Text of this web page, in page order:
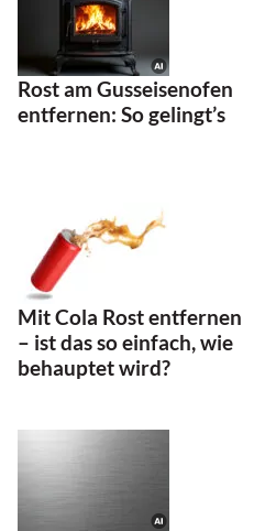
Rost am Gusseisenofen
entfernen: So gelingt’s
Mit Cola Rost entfernen
– ist das so einfach, wie
behauptet wird?